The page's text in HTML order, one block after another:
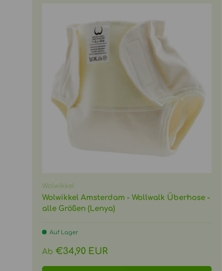
Wolwikkel
Wolwikkel Amsterdam - Wollwalk Überhose -
alle Größen (Lenya)
Auf Lager
Normaler Preis
Ab €34,90 EUR